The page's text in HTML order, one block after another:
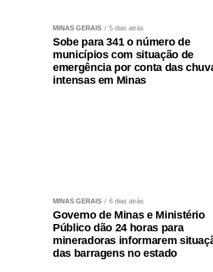
Funed monitora
1. Ipatinga (Rua Uberlândia,
2. Itabira (Rua Topázio, 45,
7. Montes Claros (Rua
8. Almenara (Rua Hermano
MINAS GERAIS 5 dias atrás
Sobe para 341 o número de
municípios com situação de
emergência por conta das
intensas em Minas
MINAS GERAIS 6 dias atrás
Governo de Minas e Ministério
Público dão 24 horas para
mineradoras informarem
das barragens no estado